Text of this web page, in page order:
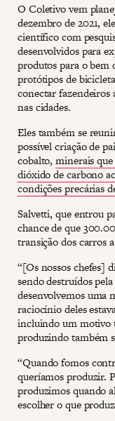
O Coletivo vem
dezembro de 2021,
científico com
desenvolvidos para
produtos para o bem
protótipos de
conectar fazendeiros
nas cidades.
Eles também se
possível criação de
cobalto,minerais
dióxido de carbono
condições precárias
Salvetti, que entrou
chance de que
transição dos carros
“[Os nossos chefes]
sendo destruídos
desenvolvemos uma
raciocínio deles
incluindo um motivo
produzindo também
“Quando fomos
queríamos produzir.
produzimos quando
escolher o que